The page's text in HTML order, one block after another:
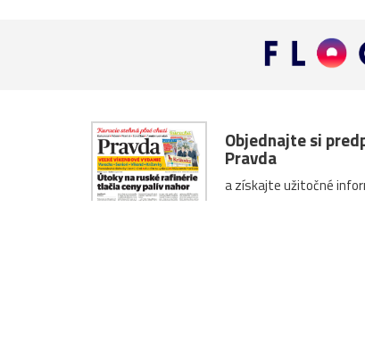
Objednajte si
Pravda
a získajte užitočné